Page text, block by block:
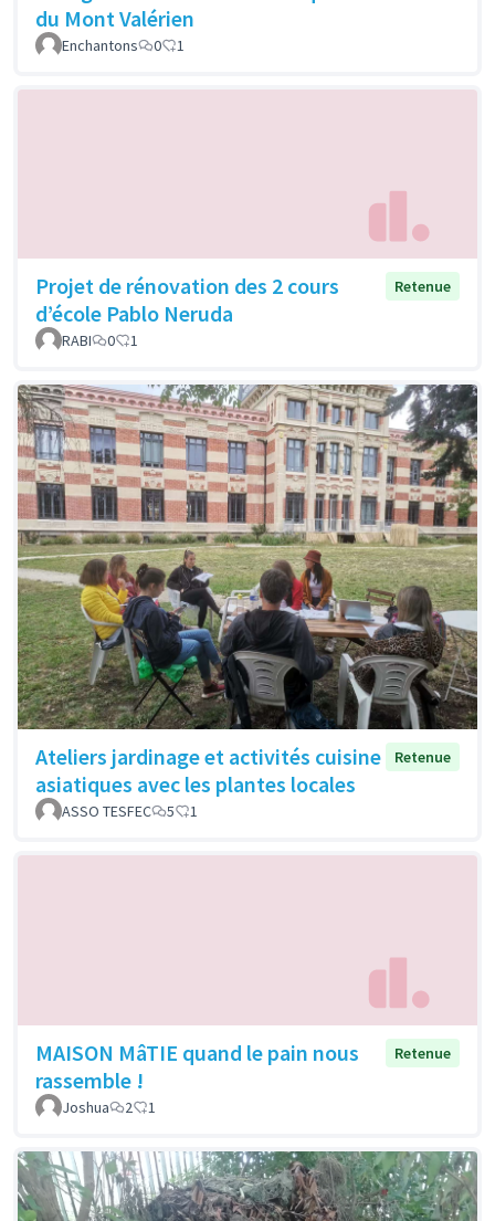
du Mont Valérien
Enchantons 0 1
Projet de rénovation des 2 cours
d’école Pablo Neruda
Retenue
RABI 0 1
Ateliers jardinage et activités cuisine
asiatiques avec les plantes locales
Retenue
ASSO TESFEC 5 1
MAISON MâTIE quand le pain nous
rassemble !
Retenue
Joshua 2 1